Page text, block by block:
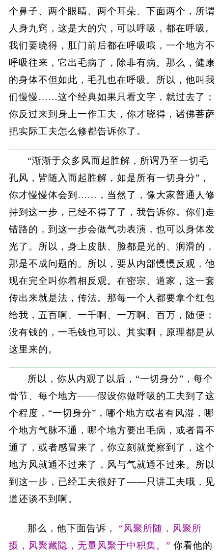
个鼻子、两个眼睛、两个耳朵、下面两个，所谓
人身九窍，这是大的穴，可以呼吸，都在呼吸。
我们要晓得，肛门前后都在呼吸哦，一个地方不
呼吸往来，它出毛病了，除非有病。那么，健康
的身体不但如此，毛孔也在呼吸。所以，他叫我
们慢慢……这个经典如果只看文字，就过去了；
你反过来到身上一作工夫，你才晓得，诸佛菩萨
把实际工夫怎么修都告诉你了。
“渐渐于众多风而起胜解，所谓乃至一切毛
孔风，皆随入而起胜解，如是所有一切身分”，
你才慢慢体会到……，当然了，像大家普通人修
持到这一步，已经不得了了，我告诉你。你们走
错路的，到这一步会做气功表演，也可以身体发
光了。所以，身上皮肤、脸都是光的、润滑的，
那是不成问题的。所以，要从内部慢慢反观，他
现在完全叫你着相反观。在密宗、道家，这一套
传出来就是法，传法。那每一个人都要拿个红包
给我，五百啊、一千啊、一万啊、百万，随便；
没有钱的，一毛钱也可以。其实啊，原理都是从
这里来的。
所以，你从内观了以后，“一切身分”，每个
骨节、每个地方——假设你做呼吸的工夫到了这
个程度，“一切身分”，哪个地方或者有风湿，哪
个地方气脉不通，哪个地方要出毛病，或者胃不
通了，或者感冒来了，你立刻就觉察到了，这个
地方风就通不过来了，风与气就通不过来。所以
到这一步，已经工夫很好了——只讲工夫哦，见
道还谈不到啊。
那么，他下面告诉，
“风聚所随，风聚所
摄，风聚藏隐，无量风聚于中积集。” 你看他的